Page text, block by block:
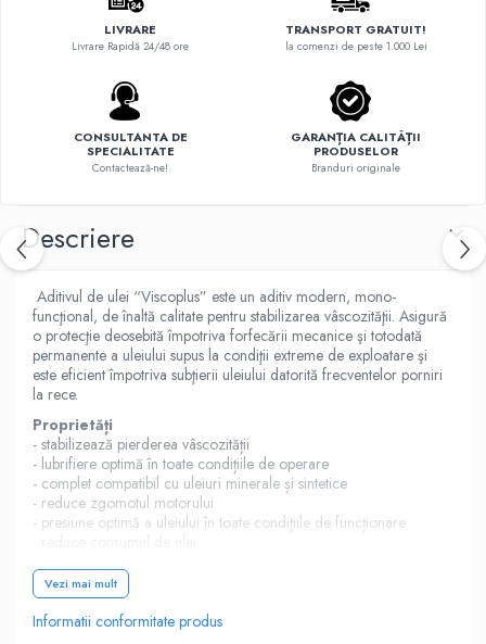
LIVRARE
Livrare Rapidă 24/48 ore
TRANSPORT GRATUIT!
la comenzi de peste 1.000 Lei
CONSULTANTA DE
SPECIALITATE
Contactează-ne!
GARANȚIA CALITĂȚII
PRODUSELOR
Branduri originale
Descriere
Aditivul de ulei “Viscoplus” este un aditiv modern, mono-
funcţional, de înaltă calitate pentru stabilizarea vâscozităţii. Asigură
o protecţie deosebită împotriva forfecării mecanice şi totodată
permanente a uleiului supus la condiţii extreme de exploatare şi
este eficient împotriva subţierii uleiului datorită frecventelor porniri
la rece.
Proprietăți
- stabilizează pierderea vâscozității
- lubrifiere optimă în toate condițiile de operare
- complet compatibil cu uleiuri minerale și sintetice
- reduce zgomotul motorului
- presiune optimă a uleiului în toate condițiile de funcționare
- reduce uzura
Date tehnice:
Culoare maro deschis
Vezi mai mult
Informatii conformitate produs